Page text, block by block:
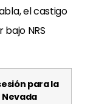
el castigo
NRS
para la